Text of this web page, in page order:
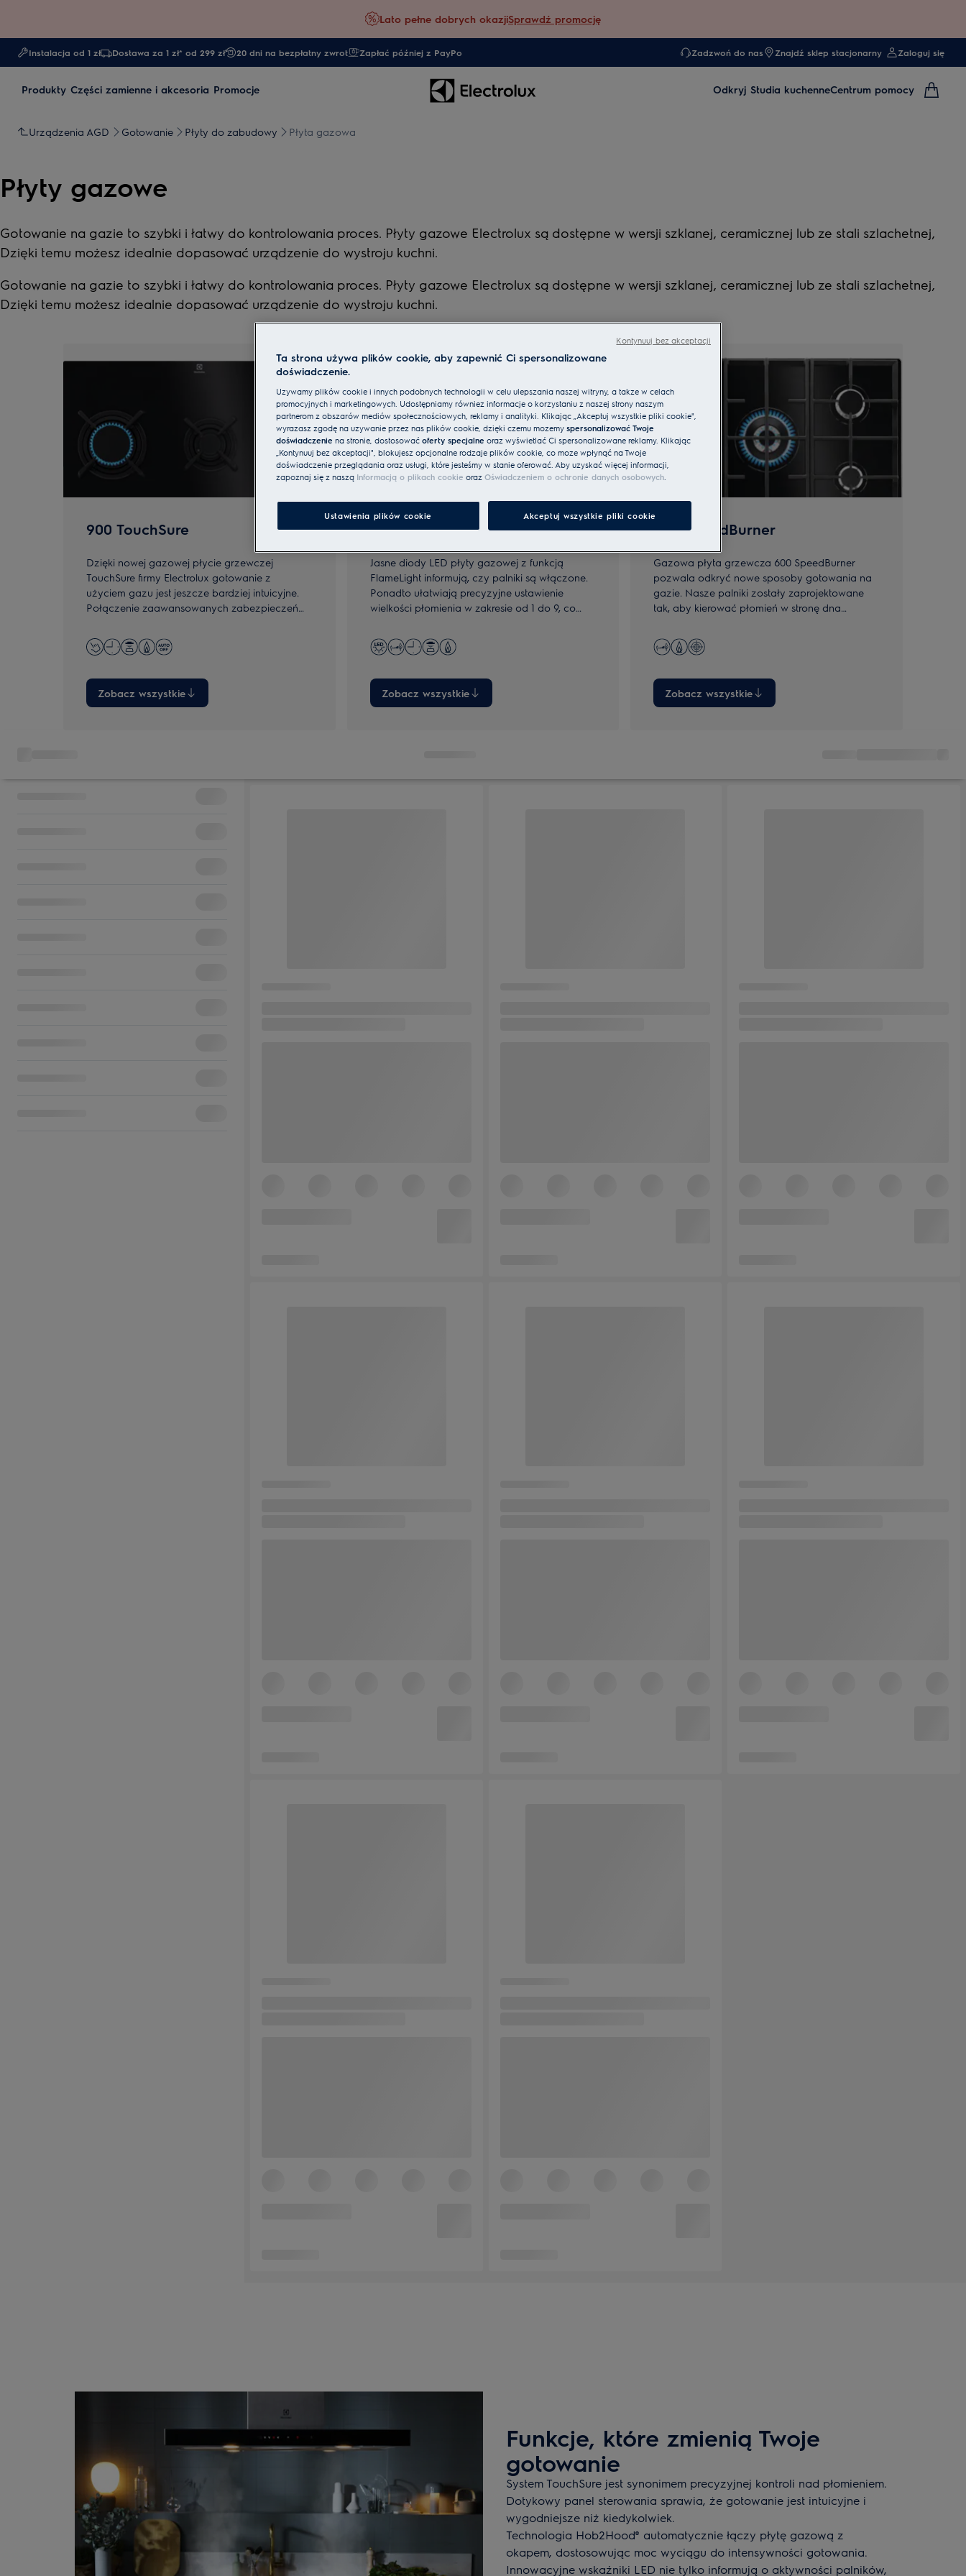
Lato pełne dobrych okazjiSprawdź promocję
Instalacja od 1 zł Dostawa za 1 zł* od 299 zł 20 dni na bezpłatny zwrot Zapłać później z PayPo Zadzwoń do nas Znajdź sklep stacjonarny Zaloguj się
Produkty Części zamienne i akcesoria Promocje Odkryj Studia kuchenneCentrum pomocy
Urządzenia AGD Gotowanie Płyty do zabudowy Płyta gazowa
Płyty gazowe
Gotowanie na gazie to szybki i łatwy do kontrolowania proces. Płyty gazowe Electrolux są dostępne w wersji szklanej, ceramicznej lub ze stali szlachetnej,
Dzięki temu możesz idealnie dopasować urządzenie do wystroju kuchni.
Gotowanie na gazie to szybki i łatwy do kontrolowania proces. Płyty gazowe Electrolux są dostępne w wersji szklanej, ceramicznej lub ze stali szlachetnej,
Dzięki temu możesz idealnie dopasować urządzenie do wystroju kuchni.
900 TouchSure
Dzięki nowej gazowej płycie grzewczej
TouchSure firmy Electrolux gotowanie z
użyciem gazu jest jeszcze bardziej intuicyjne.
Połączenie zaawansowanych zabezpieczeń
precyzji i pewności działania.
Zobacz wszystkie
800 FlameLight
Jasne diody LED płyty gazowej z funkcją
FlameLight informują, czy palniki są włączone.
Ponadto ułatwiają precyzyjne ustawienie
wielkości płomienia w zakresie od 1 do 9, co
Zobacz wszystkie
600 SpeedBurner
Gazowa płyta grzewcza 600 SpeedBurner
pozwala odkryć nowe sposoby gotowania na
gazie. Nasze palniki zostały zaprojektowane
tak, aby kierować płomień w stronę dna
nagrzewają, co pozwala zaoszczędzić do 20%
kosztów energii.
Zobacz wszystkie
Funkcje, które zmienią Twoje
gotowanie
System TouchSure jest synonimem precyzyjnej kontroli nad płomieniem.
Dotykowy panel sterowania sprawia, że gotowanie jest intuicyjne i
wygodniejsze niż kiedykolwiek.
Technologia Hob2Hood® automatycznie łączy płytę gazową z
okapem, dostosowując moc wyciągu do intensywności gotowania.
Innowacyjne wskaźniki LED nie tylko informują o aktywności palników,
Ta strona używa plików cookie, aby zapewnić Ci spersonalizowane
doświadczenie.
Używamy plików cookie i innych podobnych technologii w celu ulepszania naszej witryny, a także w celach
promocyjnych i marketingowych. Udostępniamy również informacje o korzystaniu z naszej strony naszym
partnerom z obszarów mediów społecznościowych, reklamy i analityki. Klikając „Akceptuj wszystkie pliki cookie",
wyrażasz zgodę na używanie przez nas plików cookie, dzięki czemu możemy spersonalizować Twoje
doświadczenie na stronie, dostosować oferty specjalne oraz wyświetlać Ci spersonalizowane reklamy. Klikając
„Kontynuuj bez akceptacji", blokujesz opcjonalne rodzaje plików cookie, co może wpłynąć na Twoje
doświadczenie przeglądania oraz usługi, które jesteśmy w stanie oferować. Aby uzyskać więcej informacji,
zapoznaj się z naszą Informacją o plikach cookie oraz Oświadczeniem o ochronie danych osobowych.
Ustawienia plików cookie Akceptuj wszystkie pliki cookie
Kontynuuj bez akceptacji